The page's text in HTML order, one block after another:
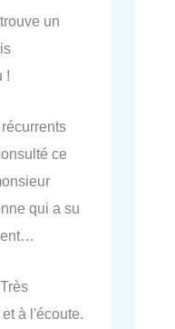
un
!
ce
qui a su
à l'écoute.